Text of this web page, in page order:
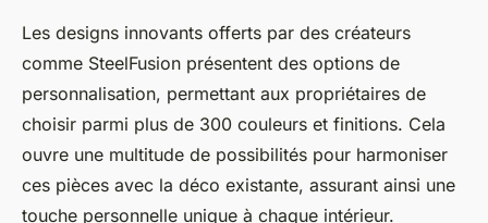
Les designs innovants offerts par des créateurs
comme SteelFusion présentent des options de
personnalisation, permettant aux propriétaires de
choisir parmi plus de 300 couleurs et finitions. Cela
ouvre une multitude de possibilités pour harmoniser
ces pièces avec la déco existante, assurant ainsi une
touche personnelle unique à chaque intérieur.